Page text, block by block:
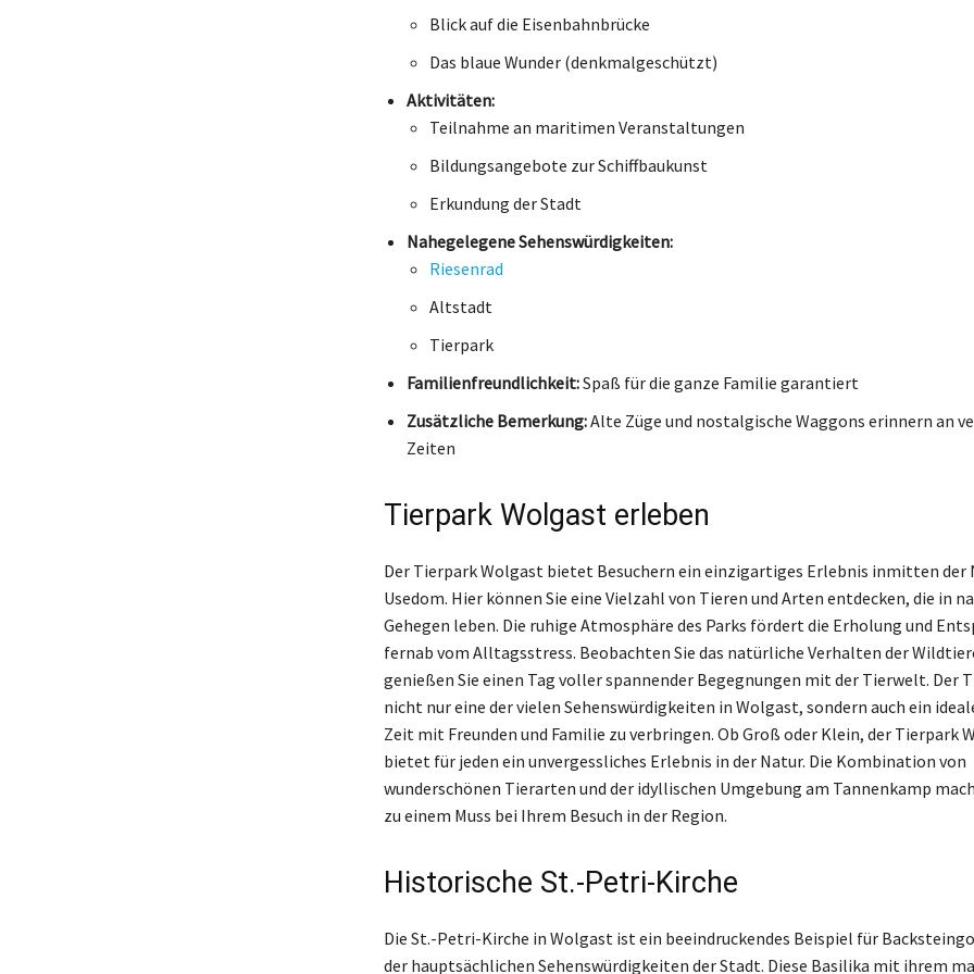
Blick auf die Eisenbahnbrücke
Das blaue Wunder (denkmalgeschützt)
Aktivitäten:
Teilnahme an maritimen Veranstaltungen
Bildungsangebote zur Schiffbaukunst
Erkundung der Stadt
Nahegelegene Sehenswürdigkeiten:
Riesenrad
Altstadt
Tierpark
Familienfreundlichkeit:Spaß für die ganze Familie garantiert
Zusätzliche Bemerkung:Alte Züge und nostalgische Waggons erinnern an
Zeiten
Tierpark Wolgast erleben
Der Tierpark Wolgast bietet Besuchern ein einzigartiges Erlebnis inmitten der
Usedom. Hier können Sie eine Vielzahl von Tieren und Arten entdecken, die in
Gehegen leben. Die ruhige Atmosphäre des Parks fördert die Erholung und
fernab vom Alltagsstress. Beobachten Sie das natürliche Verhalten der
genießen Sie einen Tag voller spannender Begegnungen mit der Tierwelt. Der
nicht nur eine der vielen Sehenswürdigkeiten in Wolgast, sondern auch ein
Zeit mit Freunden und Familie zu verbringen. Ob Groß oder Klein, der Tierpark
bietet für jeden ein unvergessliches Erlebnis in der Natur. Die Kombination von
wunderschönen Tierarten und der idyllischen Umgebung am Tannenkamp
zu einem Muss bei Ihrem Besuch in der Region.
Historische St.-Petri-Kirche
Die St.-Petri-Kirche in Wolgast ist ein beeindruckendes Beispiel für
der hauptsächlichen Sehenswürdigkeiten der Stadt. Diese Basilika mit ihrem